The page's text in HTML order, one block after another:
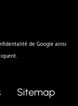
de Google ainsi
Sitemap